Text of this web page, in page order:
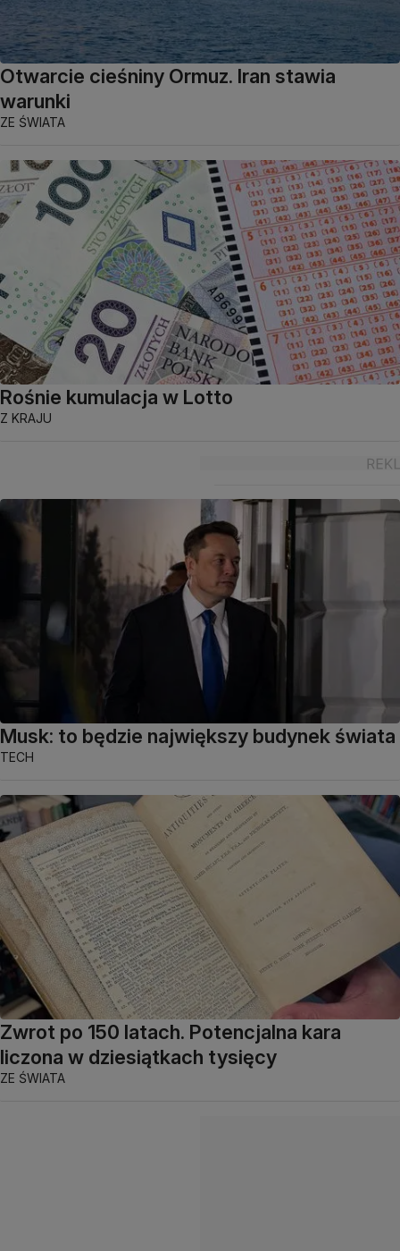
Otwarcie cieśniny Ormuz. Iran stawia
warunki
ZE ŚWIATA
Rośnie kumulacja w Lotto
Z KRAJU
Musk: to będzie największy budynek świata
TECH
Zwrot po 150 latach. Potencjalna kara
liczona w dziesiątkach tysięcy
ZE ŚWIATA